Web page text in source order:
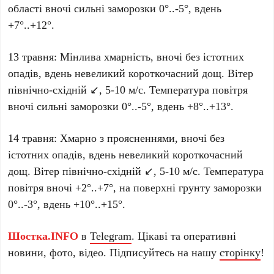
області вночі сильні заморозки 0°..-5°, вдень
+7°..+12°.
13 травня: Мінлива хмарність, вночі без істотних
опадів, вдень невеликий короткочасний дощ. Вітер
північно-східній ↙️, 5-10 м/с. Температура повітря
вночі сильні заморозки 0°..-5°, вдень +8°..+13°.
14 травня: Хмарно з проясненнями, вночі без
істотних опадів, вдень невеликий короткочасний
дощ. Вітер північно-східній ↙️, 5-10 м/с. Температура
повітря вночі +2°..+7°, на поверхні грунту заморозки
0°..-3°, вдень +10°..+15°.
Шостка.INFO вTelegram. Цікаві та оперативні
новини, фото, відео. Підписуйтесь на нашусторінку!